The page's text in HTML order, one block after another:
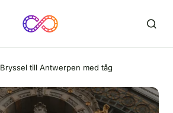
Bryssel till Antwerpen med tåg